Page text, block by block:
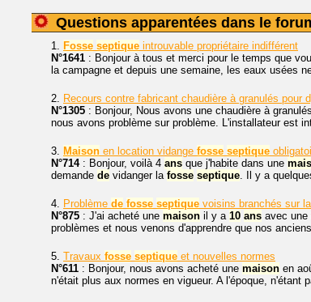
Questions apparentées dans le
1. Fosse septique introuvable propriétaire indifférent
N°1641 : Bonjour à tous et merci pour le temps que
la campagne et depuis une semaine, les eaux usées
2. Recours contre fabricant chaudière à granulés pour
N°1305 : Bonjour, Nous avons une chaudière à granulés
nous avons problème sur problème. L'installateur est
3. Maison en location vidange fosse septique
N°714: Bonjour, voilà 4 ans que j'habite dans une
demande de vidanger la fosse septique. Il y a
4. Problème de fosse septique voisins branchés sur
N°875 : J'ai acheté une maison il y a 10 ans avec une
problèmes et nous venons d'apprendre que nos
5. Travaux fosse septique et nouvelles normes
N°611 : Bonjour, nous avons acheté une maison en
n'était plus aux normes en vigueur. A l'époque, n'étant